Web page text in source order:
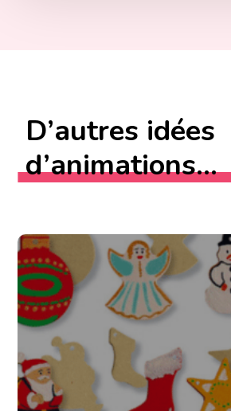
D’autres idées
d’animations...